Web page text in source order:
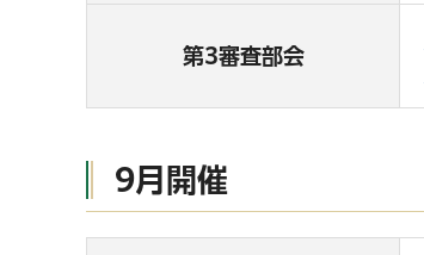
第3審査部会
9月開催